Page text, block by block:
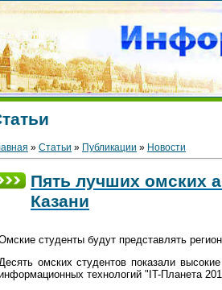
» Статьи » Публикации » Новости
Пять лучших омских
Казани
студенты будут представлять
омских студентов показали
технологий "IT-Планета